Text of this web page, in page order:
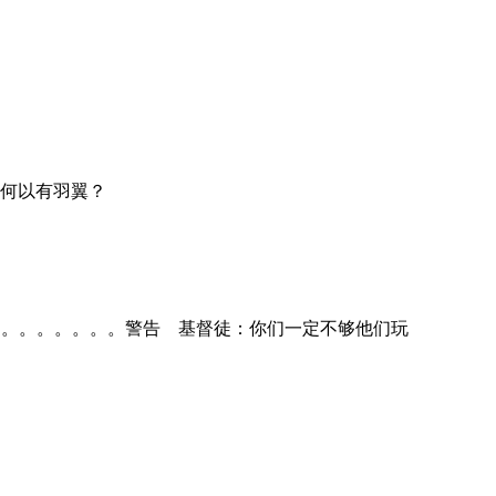
以有羽翼？
。。。。。。。警告 基督徒：你们一定不够他们玩